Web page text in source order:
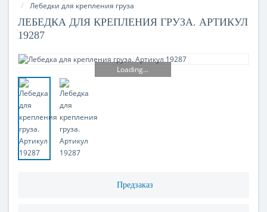
Лебедки для крепления груза
ЛЕБЕДКА ДЛЯ КРЕПЛЕНИЯ ГРУЗА. АРТИКУЛ
19287
Loading...
Предзаказ